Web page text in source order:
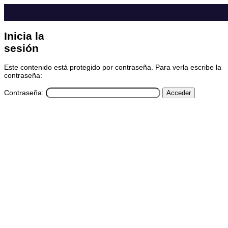
Inicia la
sesión
Este contenido está protegido por contraseña. Para verla escribe la
contraseña:
Contraseña: